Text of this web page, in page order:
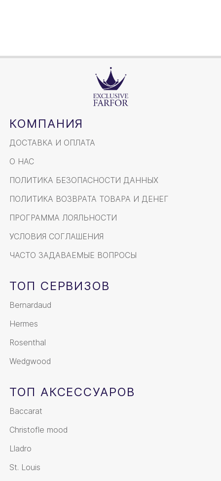
КОМПАНИЯ
ДОСТАВКА И ОПЛАТА
О НАС
ПОЛИТИКА БЕЗОПАСНОСТИ ДАННЫХ
ПОЛИТИКА ВОЗВРАТА ТОВАРА И ДЕНЕГ
ПРОГРАММА ЛОЯЛЬНОСТИ
УСЛОВИЯ СОГЛАШЕНИЯ
ЧАСТО ЗАДАВАЕМЫЕ ВОПРОСЫ
ТОП СЕРВИЗОВ
Bernardaud
Hermes
Rosenthal
Wedgwood
ТОП АКСЕССУАРОВ
Baccarat
Christofle mood
Lladro
St. Louis